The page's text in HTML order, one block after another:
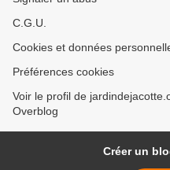
C.G.U.
Cookies et données
Préférences cookies
Voir le profil de
Overblog
Créer un